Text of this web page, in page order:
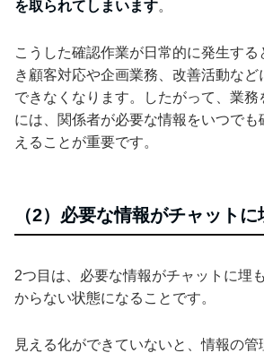
を取られてしまいます。
こうした確認作業が日常的に発生す
き顧客対応や企画業務、改善活動な
できなくなります。したがって、業務
には、関係者が必要な情報をいつで
えることが重要です。
（2）必要な情報がチャット
2つ目は、必要な情報がチャットに埋
からない状態になることです。
見える化ができていないと、情報の